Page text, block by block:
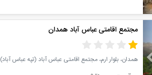
Previous
مجتمع اقامتی عباس آباد همدان
همدان، بلوار ارم، مجتمع اقامتی عباس آباد (تپه عباس آباد)